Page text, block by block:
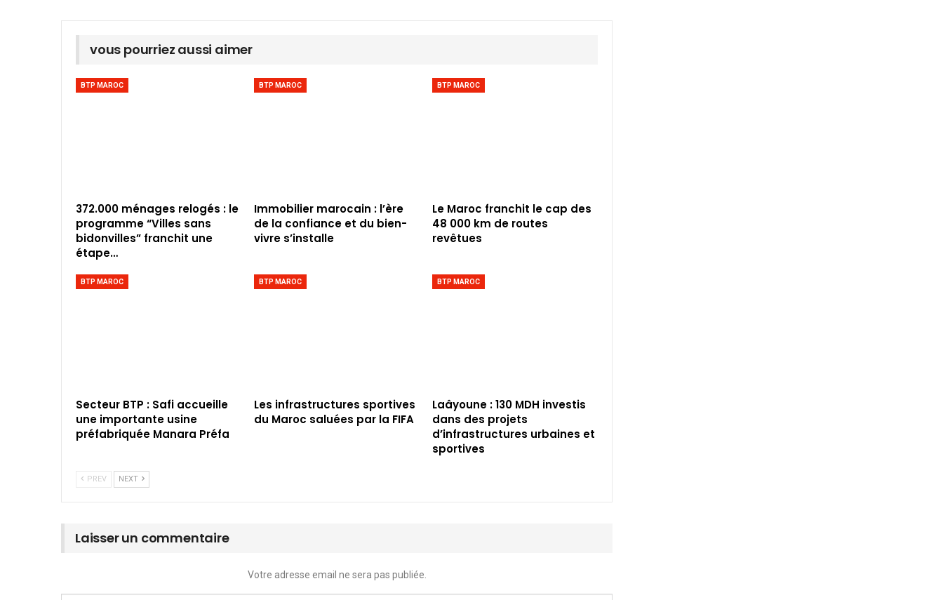
vous pourriez aussi aimer
BTP MAROC
372.000 ménages relogés : le
programme “Villes sans
bidonvilles” franchit une
étape…
BTP MAROC
Immobilier marocain : l’ère
de la confiance et du bien-
vivre s’installe
BTP MAROC
Le Maroc franchit le cap des
48 000 km de routes
revêtues
BTP MAROC
Secteur BTP : Safi accueille
une importante usine
préfabriquée Manara Préfa
BTP MAROC
Les infrastructures sportives
du Maroc saluées par la FIFA
BTP MAROC
Laâyoune : 130 MDH investis
dans des projets
d’infrastructures urbaines et
sportives
PREV NEXT
Laisser un commentaire
Votre adresse email ne sera pas publiée.